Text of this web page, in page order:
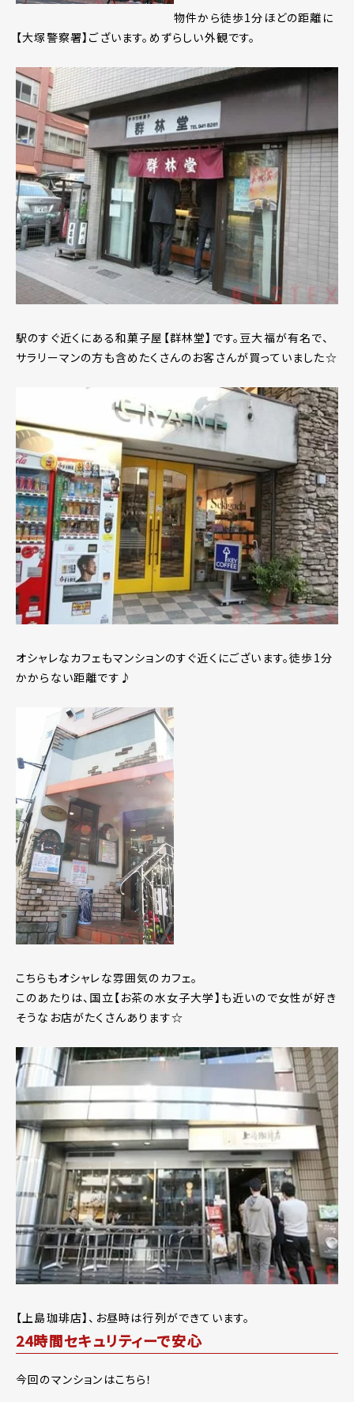
物件から徒歩1分ほどの距離に
【大塚警察署】ございます。めずらしい外観です。
駅のすぐ近くにある和菓子屋【群林堂】です。豆大福が有名で、
サラリーマンの方も含めたくさんのお客さんが買っていました☆
オシャレなカフェもマンションのすぐ近くにございます。徒歩1分
かからない距離です♪
こちらもオシャレな雰囲気のカフェ。
このあたりは、国立【お茶の水女子大学】も近いので女性が好き
そうなお店がたくさんあります☆
【上島珈琲店】、お昼時は行列ができています。
24時間セキュリティーで安心
今回のマンションはこちら！